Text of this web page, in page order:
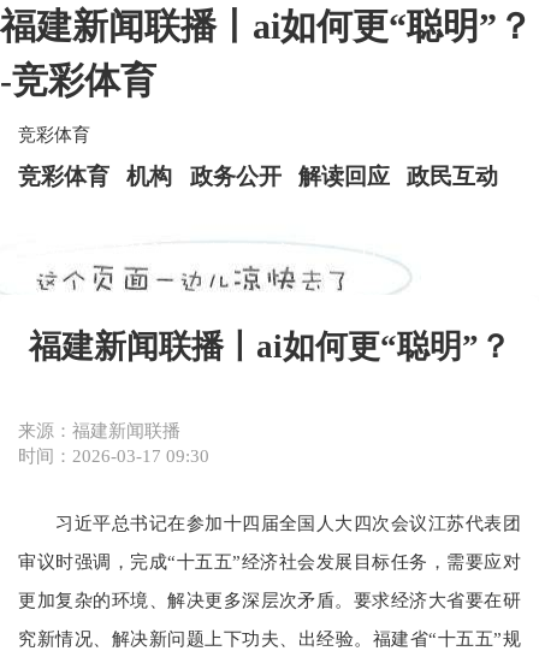
福建新闻联播丨ai如何更“聪明”？
-竞彩体育
竞彩体育
竞彩体育 机构 政务公开 解读回应 政民互动
福建新闻联播丨ai如何更“聪明”？
来源：福建新闻联播
时间：2026-03-17 09:30
习近平总书记在参加十四届全国人大四次会议江苏代表团
审议时强调，完成“十五五”经济社会发展目标任务，需要应对
更加复杂的环境、解决更多深层次矛盾。要求经济大省要在研
究新情况、解决新问题上下功夫、出经验。福建省“十五五”规